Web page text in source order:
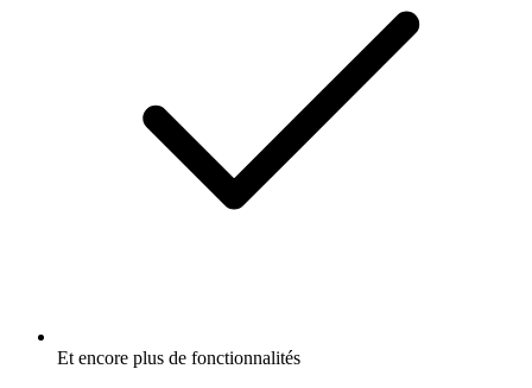
Et encore plus de fonctionnalités